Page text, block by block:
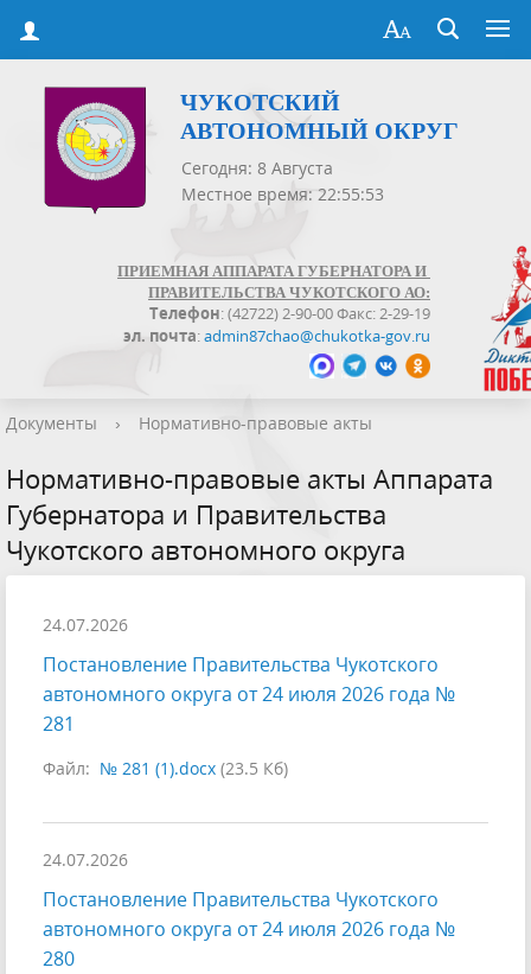
ЧУКОТСКИЙ
АВТОНОМНЫЙ ОКРУГ
Сегодня: 8 Августа
Местное время: 22:55:53
ПРИЕМНАЯ АППАРАТА ГУБЕРНАТОРА И
ПРАВИТЕЛЬСТВА ЧУКОТСКОГО АО:
Телефон: (42722) 2-90-00 Факс: 2-29-19
эл. почта:admin87chao@chukotka-gov.ru
Документы › Нормативно-правовые акты
Нормативно-правовые акты Аппарата
Губернатора и Правительства
Чукотского автономного округа
24.07.2026
Постановление Правительства Чукотского
автономного округа от 24 июля 2026 года №
281
Файл: № 281 (1).docx (23.5 Кб)
24.07.2026
Постановление Правительства Чукотского
автономного округа от 24 июля 2026 года №
280